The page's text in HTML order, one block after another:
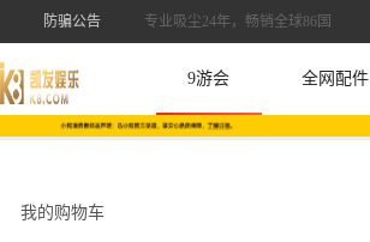
防骗公告 专业吸尘24年，畅销全球86国
9游会 全网配件
我的购物车